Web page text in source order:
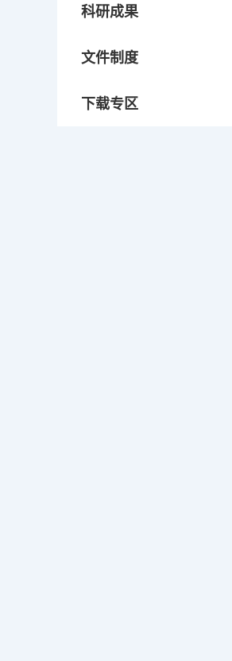
科研成果
文件制度
下载专区